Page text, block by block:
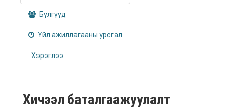
Бүлгүүд
Үйл ажиллагааны урсгал
Хэрэглээ
Хичээл баталгаажуулалт